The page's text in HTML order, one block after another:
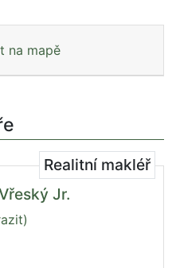
na mapě
Realitní makléř
Jr.